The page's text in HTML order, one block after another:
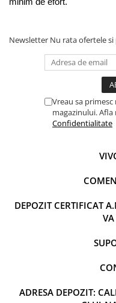
minim de efort.
Newsletter Nu rata ofertele
Vreau sa
magazinului.
Confidentialitate
DEPOZIT CERTIFICAT
ADRESA DEPOZIT: